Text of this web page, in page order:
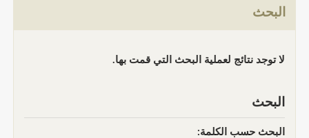
البحث
لا توجد نتائج لعملية البحث التي قمت بها.
البحث
البحث حسب الكلمة: